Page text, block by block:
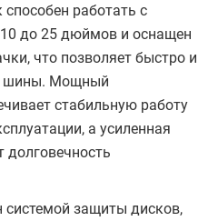
работать с
до 25 дюймов и оснащен
что позволяет быстро и
шины. Мощный
стабильную работу
а усиленная
долговечность
системой защиты дисков,